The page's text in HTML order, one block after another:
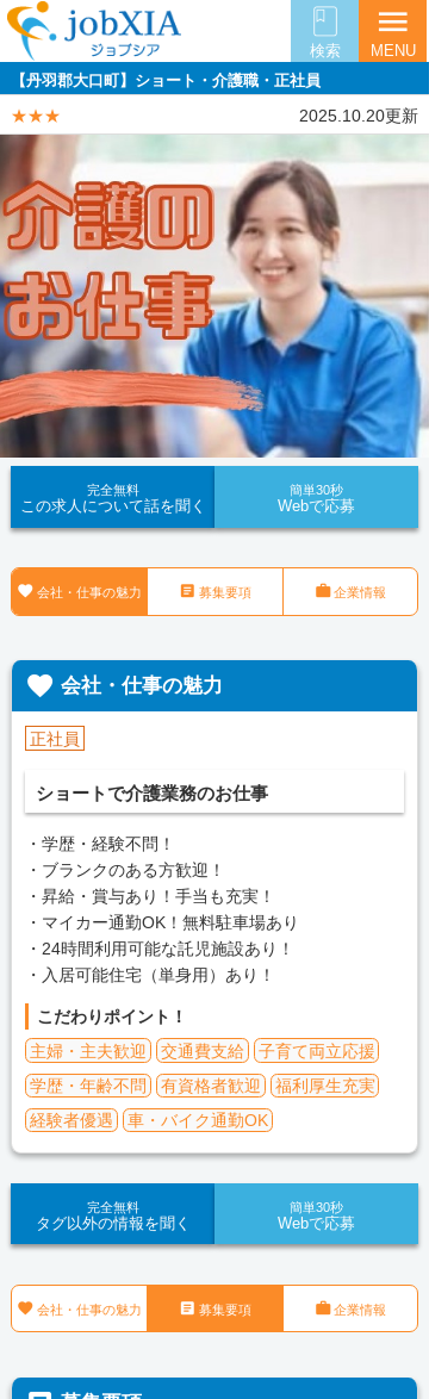
検索
menu
MENU
【丹羽郡大口町】ショート・介護職・正社員
★★★ 2025.10.20更新
完全無料
この求人について話を聞く
簡単30秒
Webで応募
 会社・仕事の魅力  募集要項 企業情報
 会社・仕事の魅力
正社員
ショートで介護業務のお仕事
・学歴・経験不問！
・ブランクのある方歓迎！
・昇給・賞与あり！手当も充実！
・マイカー通勤OK！無料駐車場あり
・24時間利用可能な託児施設あり！
・入居可能住宅（単身用）あり！
こだわりポイント！
主婦・主夫歓迎
交通費支給
子育て両立応援
学歴・年齢不問
有資格者歓迎
福利厚生充実
経験者優遇
車・バイク通勤OK
完全無料
タグ以外の情報を聞く
簡単30秒
Webで応募
 会社・仕事の魅力  募集要項 企業情報